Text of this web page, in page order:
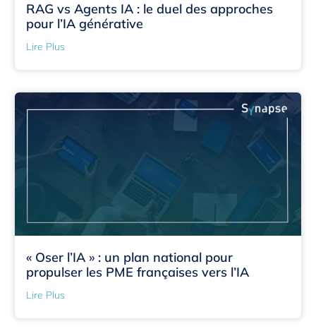
RAG vs Agents IA : le duel des approches
pour l’IA générative
Lire Plus
« Oser l’IA » : un plan national pour
propulser les PME françaises vers l’IA
Lire Plus